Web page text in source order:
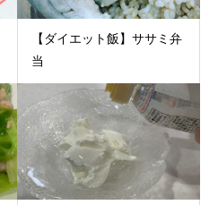
【ダイエット飯】ササミ弁
当